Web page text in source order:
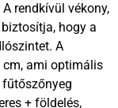
rendkívül vékony,
hogy a
A
ami optimális
+ földelés,